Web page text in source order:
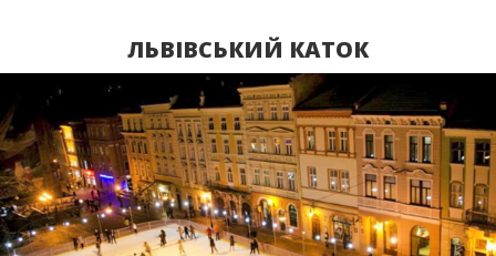
ЛЬВІВСЬКИЙ КАТОК